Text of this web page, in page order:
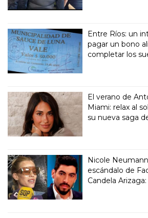
Entre Ríos: un
pagar un bono
completar los
El verano de
Miami: relax al
su nueva saga
Nicole
escándalo de
Candela